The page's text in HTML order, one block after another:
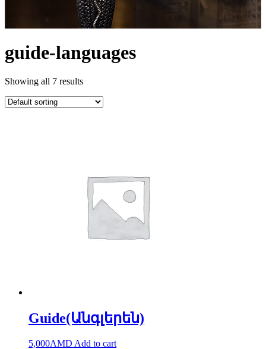
guide-languages
Showing all 7 results
Guide(Անգլերեն)
5,000AMD Add to cart